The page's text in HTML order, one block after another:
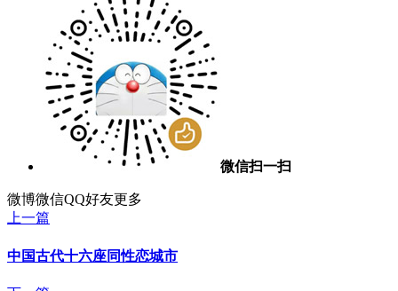
微信扫一扫
微博微信QQ好友更多
上一篇
中国古代十六座同性恋城市